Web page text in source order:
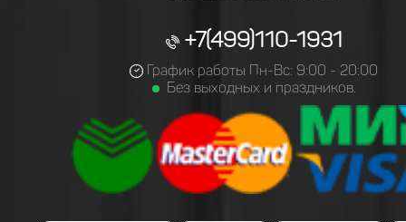
+7(499)110-1931
График работы Пн-Вс: 9:00 - 20:00
Без выходных и праздников.